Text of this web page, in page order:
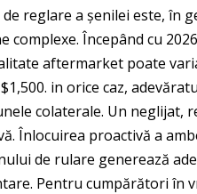
reglare a șenilei este, în
Începând cu
aftermarket poate
in orice caz,
colaterale. Un neglijat,
Înlocuirea proactivă a
de rulare generează
Pentru cumpărători în